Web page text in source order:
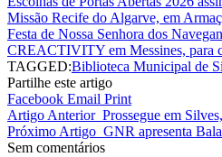
Missão Recife do Algarve, em
Festa de Nossa Senhora dos
CREACTIVITY em Messines, para
TAGGED:Biblioteca Municipal de
Partilhe este artigo
Facebook Email Print
Artigo Anterior Prossegue em
Próximo Artigo GNR apresenta
Sem comentários